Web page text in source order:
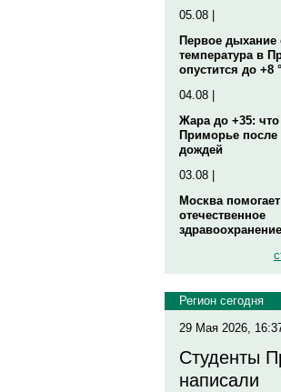
05.08 |
Первое дыхание
температура в
опустится до +8
04.08 |
Жара до +35: что
Приморье после
дождей
03.08 |
Москва
отечественное
здравоохранение
Регион сегодня
29 Мая 2026,
Студенты
написали